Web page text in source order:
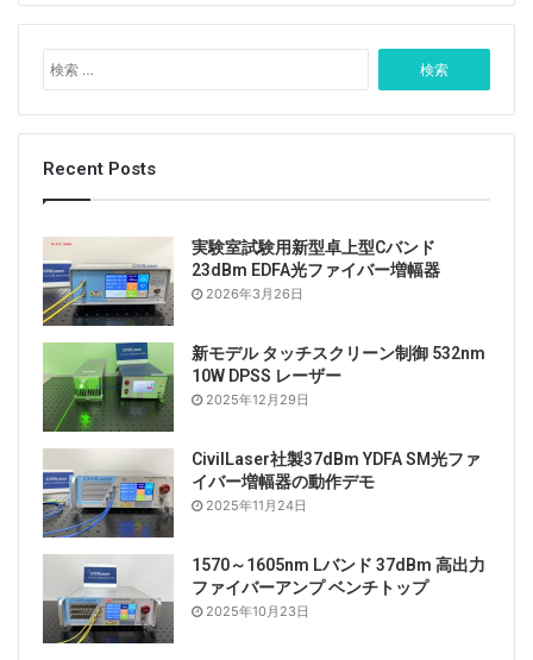
索
:
Recent Posts
実験室試験用新型卓上型Cバンド
23dBm EDFA光ファイバー増幅器
2026年3月26日
新モデル タッチスクリーン制御 532nm
10W DPSS レーザー
2025年12月29日
CivilLaser社製37dBm YDFA SM光ファ
イバー増幅器の動作デモ
2025年11月24日
1570～1605nm Lバンド 37dBm 高出力
ファイバーアンプ ベンチトップ
2025年10月23日